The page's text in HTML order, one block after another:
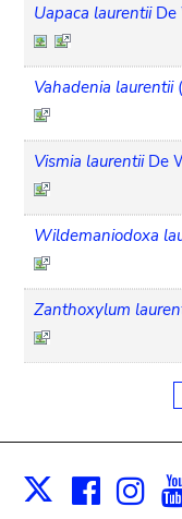
Uapaca laurentii
Vahadenia laurentii
Vismia laurentii De
Wildemaniodoxa
Zanthoxylum
X